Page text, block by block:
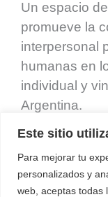
Este sitio
Para mejorar tu
personalizados y
web, aceptas todas
Un espacio
promueve la
interpersonal
humanas en
individual y
Argentina.